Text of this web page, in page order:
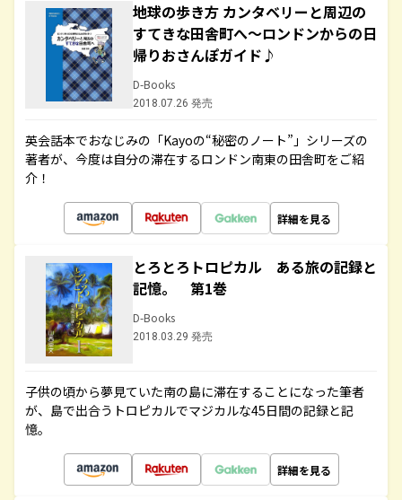
地球の歩き方 カンタベリーと周辺の
すてきな田舎町へ～ロンドンからの日
帰りおさんぽガイド♪
D-Books
2018.07.26 発売
英会話本でおなじみの「Kayoの“秘密のノート”」シリーズの
著者が、今度は自分の滞在するロンドン南東の田舎町をご紹
介！
詳細を見る
とろとろトロピカル ある旅の記録と
記憶。 第1巻
D-Books
2018.03.29 発売
子供の頃から夢見ていた南の島に滞在することになった筆者
が、島で出合うトロピカルでマジカルな45日間の記録と記
憶。
詳細を見る